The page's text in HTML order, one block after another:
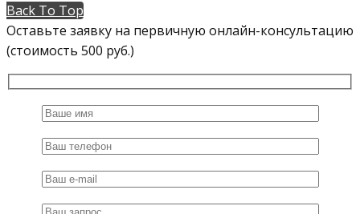
Back To Top
Оставьте заявку на первичную онлайн-консультацию
(стоимость 500 руб.)